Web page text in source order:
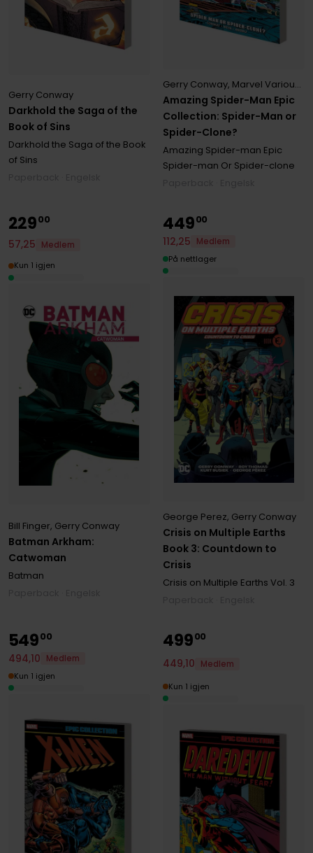
Darkhold the Saga of the
Book of Sins
Gerry Conway
Darkhold the Saga of the Book
of Sins
Amazing Spider-Man Epic
Collection: Spider-Man or
Spider-Clone?
Gerry Conway, Marvel Various ,
Amazing Spider-man Epic
Spider-man Or Spider-clone
Batman Arkham:
Catwoman
Bill Finger, Gerry Conway
Batman
22900
57,25
Medlem
Kun 1 igjen
Crisis on Multiple Earths
Book 3: Countdown to
Crisis
George Perez, Gerry Conway
Crisis on Multiple Earths Vol. 3
44900
112,25
Medlem
På nettlager
54900
494,10
Medlem
Kun 1 igjen
49900
449,10
Medlem
Kun 1 igjen